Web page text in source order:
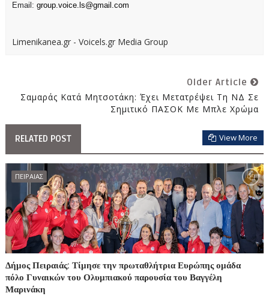
Email: group.voice.ls@gmail.com
Limenikanea.gr - Voicels.gr Media Group
Older Article
Σαμαράς Κατά Μητσοτάκη: Έχει Μετατρέψει Τη ΝΔ Σε
Σημιτικό ΠΑΣΟΚ Με Μπλε Χρώμα
RELATED POST View More
ΠΕΙΡΑΙΑΣ
Δήμος Πειραιάς: Τίμησε την πρωταθλήτρια Ευρώπης ομάδα
πόλο Γυναικών του Ολυμπιακού παρουσία του Βαγγέλη
Μαρινάκη